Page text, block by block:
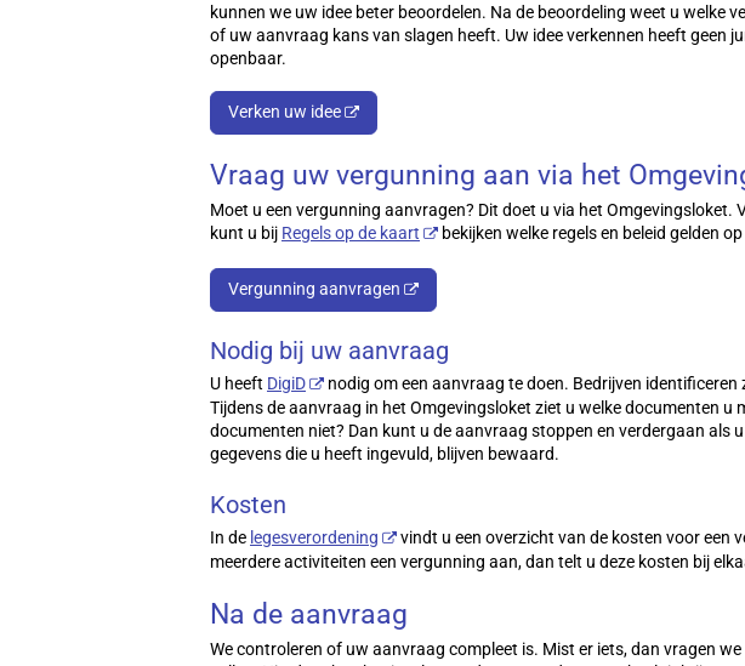
kunnen we uw idee beter beoordelen. Na de beoordeling weet u welke
of uw aanvraag kans van slagen heeft. Uw idee verkennen heeft geen
openbaar.
Verken uw idee
Vraag uw vergunning aan via het
Moet u een vergunning aanvragen? Dit doet u via het Omgevingsloket.
kunt u bij Regels op de kaart bekijken welke regels en beleid gelden
Vergunning aanvragen
Nodig bij uw aanvraag
U heeft DigiD nodig om een aanvraag te doen. Bedrijven identificeren
Tijdens de aanvraag in het Omgevingsloket ziet u welke documenten u
documenten niet? Dan kunt u de aanvraag stoppen en verdergaan als
gegevens die u heeft ingevuld, blijven bewaard.
Kosten
In de legesverordening
vindt u een overzicht van de kosten voor een
meerdere activiteiten een vergunning aan, dan telt u deze kosten bij
Na de aanvraag
We controleren of uw aanvraag compleet is. Mist er iets, dan vragen